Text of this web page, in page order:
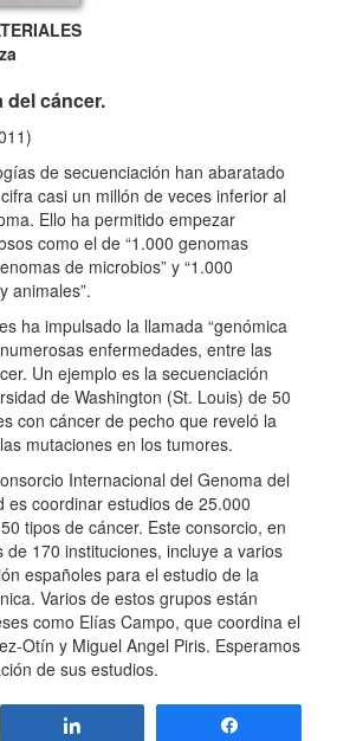
del cáncer.
de secuenciación han abaratado
casi un millón de veces inferior al
Ello ha permitido empezar
como el de “1.000 genomas
de microbios” y “1.000
animales”.
ha impulsado la llamada “genómica
enfermedades, entre las
Un ejemplo es la secuenciación
de Washington (St. Louis) de 50
con cáncer de pecho que reveló la
mutaciones en los tumores.
Internacional del Genoma del
es coordinar estudios de 25.000
tipos de cáncer. Este consorcio, en
de 170 instituciones, incluye a varios
españoles para el estudio de la
Varios de estos grupos están
como Elías Campo, que coordina el
Otín y Miguel Angel Piris. Esperamos
de sus estudios.